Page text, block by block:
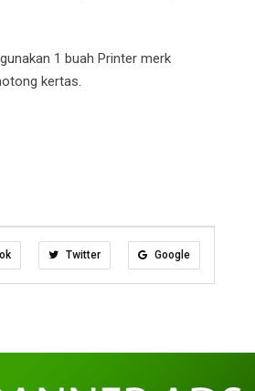
1 buah Printer merk
kertas.
Twitter Google